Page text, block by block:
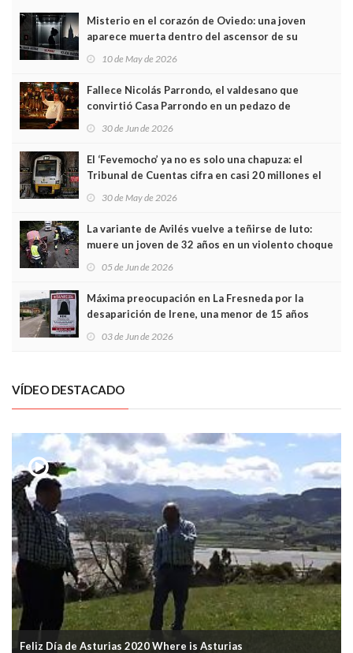
Misterio en el corazón de Oviedo: una joven
aparece muerta dentro del ascensor de su
10 de May de 2026
Fallece Nicolás Parrondo, el valdesano que
convirtió Casa Parrondo en un pedazo de
30 de Jun de 2026
El ‘Fevemocho’ ya no es solo una chapuza: el
Tribunal de Cuentas cifra en casi 20 millones el
30 de May de 2026
La variante de Avilés vuelve a teñirse de luto:
muere un joven de 32 años en un violento choque
05 de Jun de 2026
Máxima preocupación en La Fresneda por la
desaparición de Irene, una menor de 15 años
03 de Jun de 2026
VÍDEO DESTACADO
Feliz Día de Asturias 2020 Where is Asturias